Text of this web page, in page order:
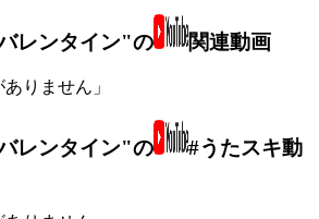
レンタイン"の 関連動画
りません」
レンタイン"の
#うたスキ動